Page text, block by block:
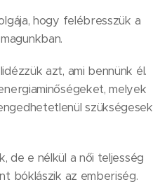
hogy felébresszük a
azt, ami bennünk él.
melyek
szükségesek
de e nélkül a női teljesség
bóklászik az emberiség.